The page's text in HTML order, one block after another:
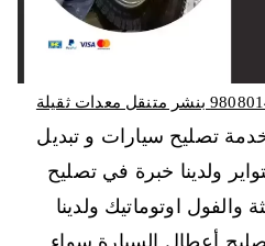
تصليح سيارات و تبديل
ولدينا خبرة في تصليح
والفول اوتوماتيك ولدينا